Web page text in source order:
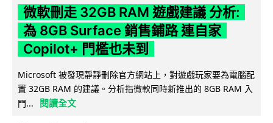
微軟刪走 32GB RAM 遊戲建議 分析:
為 8GB Surface 銷售鋪路 連自家
Copilot+ 門檻也未到
Microsoft 被發現靜靜刪除官方網站上，對遊戲玩家要為電腦配
置 32GB RAM 的建議。分析指微軟同時新推出的 8GB RAM 入
門...
閱讀全文